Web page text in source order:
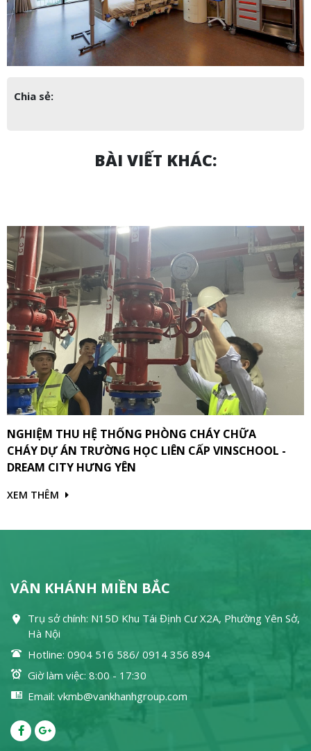
Chia sẻ:
BÀI VIẾT KHÁC:
NGHIỆM THU HỆ THỐNG PHÒNG CHÁY CHỮA
CHÁY DỰ ÁN TRƯỜNG HỌC LIÊN CẤP VINSCHOOL -
DREAM CITY HƯNG YÊN
XEM THÊM
VÂN KHÁNH MIỀN BẮC
Trụ sở chính: N15D Khu Tái Định Cư X2A, Phường Yên Sở,
Hà Nội
Hotline: 0904 516 586/ 0914 356 894
Giờ làm việc: 8:00 - 17:30
Email: vkmb@vankhanhgroup.com